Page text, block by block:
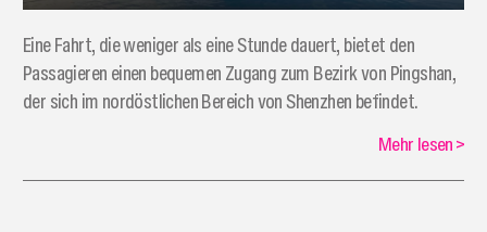
Eine Fahrt, die weniger als eine Stunde dauert, bietet den
Passagieren einen bequemen Zugang zum Bezirk von Pingshan,
der sich im nordöstlichen Bereich von Shenzhen befindet.
Mehr lesen>